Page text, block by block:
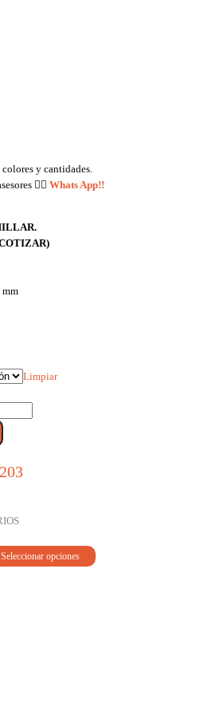
colores y cantidades.
👉🏼 Whats App!!
mm
Limpiar
Seleccionar opciones